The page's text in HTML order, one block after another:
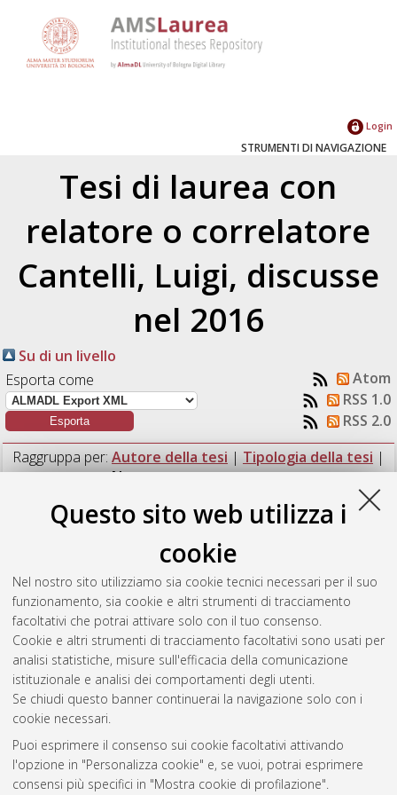
Questo sito web utilizza i
cookie
Nel nostro sito utilizziamo sia cookie tecnici necessari per il suo
funzionamento, sia cookie e altri strumenti di tracciamento
facoltativi che potrai attivare solo con il tuo consenso.
Cookie e altri strumenti di tracciamento facoltativi sono usati per
analisi statistiche, misure sull'efficacia della comunicazione
istituzionale e analisi dei comportamenti degli utenti.
Se chiudi questo banner continuerai la navigazione solo con i
cookie necessari.
Puoi esprimere il consenso sui cookie facoltativi attivando
l'opzione in "Personalizza cookie" e, se vuoi, potrai esprimere
consensi più specifici in "Mostra cookie di profilazione".
Login
STRUMENTI DI NAVIGAZIONE
Tesi di laurea con
relatore o correlatore
Cantelli, Luigi, discusse
nel 2016
Su di un livello
Esporta come
Atom
RSS 1.0
RSS 2.0
Raggruppa per: Autore della tesi | Tipologia della tesi |
Nessun raggruppamento
Numero di documenti:1
Sudio di frane sottomarine nei bacini
comparazione con esempi fossili.[Laurea magistrale],
Università di Bologna, Corso di Studio in Geologia e territorio
[LM-DM270], Documento full-text non disponibile
Questa lista e' stata generata ilSat Aug 8 03:42:21 2026
CEST
Atom
Rss 1.0